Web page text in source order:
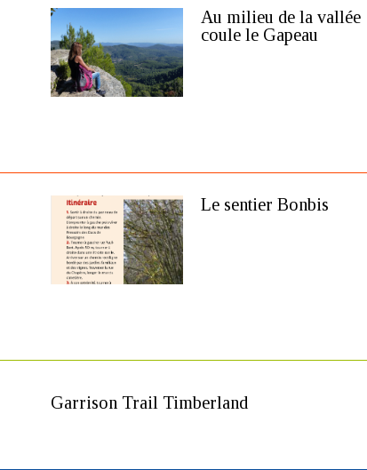
Au milieu de la vallée
coule le Gapeau
Le sentier Bonbis
Garrison Trail Timberland